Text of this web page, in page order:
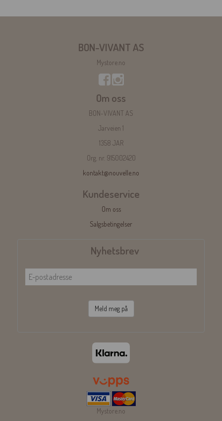
BON-VIVANT AS
Mystore.no
Om oss
BON-VIVANT AS
Jarveien 1
1358 JAR
Org. nr. 915002420
kontakt@nouvelle.no
Kundeservice
Om oss
Salgsbetingelser
Nyhetsbrev
Meld meg på
Mystore.no